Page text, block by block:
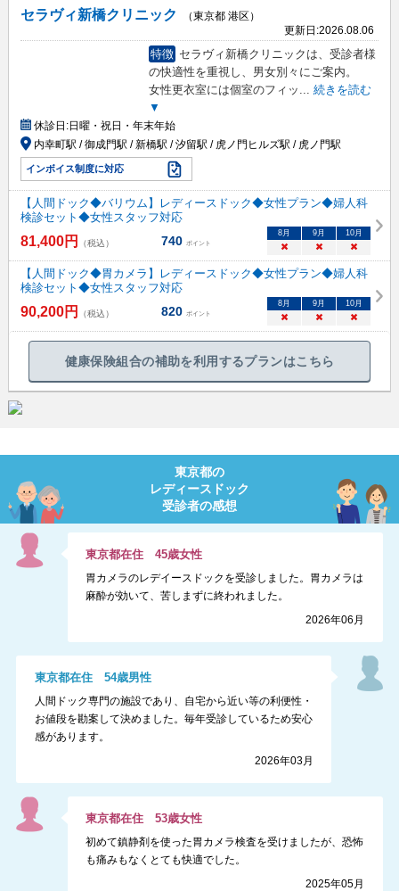
セラヴィ新橋クリニック
（東京都 港区）
更新日:2026.08.06
特徴 セラヴィ新橋クリニックは、受診者様
の快適性を重視し、男女別々にご案内。
女性更衣室には個室のフィッ ... 続きを読む
▼
休診日:日曜・祝日・年末年始
内幸町駅 / 御成門駅 / 新橋駅 / 汐留駅 / 虎ノ門ヒルズ駅 / 虎ノ門駅
インボイス制度に対応
【人間ドック◆バリウム】レディースドック◆女性プラン◆婦人科
検診セット◆女性スタッフ対応
81,400円 （税込） 740 ポイント
8月 9月 10月
× × ×
【人間ドック◆胃カメラ】レディースドック◆女性プラン◆婦人科
検診セット◆女性スタッフ対応
90,200円 （税込） 820 ポイント
8月 9月 10月
× × ×
健康保険組合の補助を利用するプランはこちら
東京都の
レディースドック
受診者の感想
東京都在住45歳女性
胃カメラのレデイースドックを受診しました。胃カメラは
麻酔が効いて、苦しまずに終われました。
2026年06月
東京都在住 54歳男性
人間ドック専門の施設であり、自宅から近い等の利便性・
お値段を勘案して決めました。毎年受診しているため安心
感があります。
2026年03月
東京都在住53歳女性
初めて鎮静剤を使った胃カメラ検査を受けましたが、恐怖
も痛みもなくとても快適でした。
2025年05月